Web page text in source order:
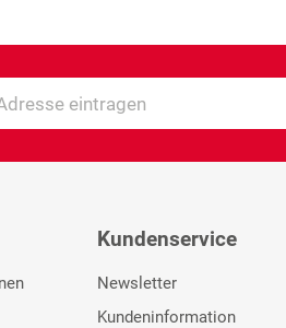
Kundenservice
Newsletter
Kundeninformation